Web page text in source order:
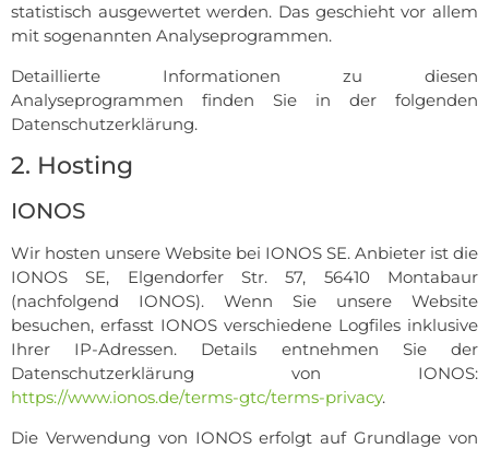
statistisch ausgewertet werden. Das geschieht vor allem
mit sogenannten Analyseprogrammen.
Detaillierte Informationen zu diesen
Analyseprogrammen finden Sie in der folgenden
Datenschutzerklärung.
2. Hosting
IONOS
Wir hosten unsere Website bei IONOS SE. Anbieter ist die
IONOS SE, Elgendorfer Str. 57, 56410 Montabaur
(nachfolgend IONOS). Wenn Sie unsere Website
besuchen, erfasst IONOS verschiedene Logfiles inklusive
Ihrer IP-Adressen. Details entnehmen Sie der
Datenschutzerklärung von IONOS:
https://www.ionos.de/terms-gtc/terms-privacy.
Die Verwendung von IONOS erfolgt auf Grundlage von